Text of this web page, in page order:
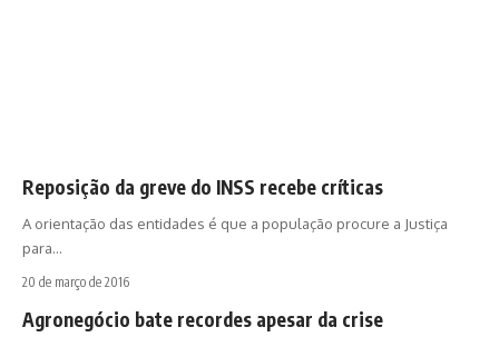
Reposição da greve do INSS recebe críticas
A orientação das entidades é que a população procure a Justiça
para…
20 de março de 2016
Agronegócio bate recordes apesar da crise